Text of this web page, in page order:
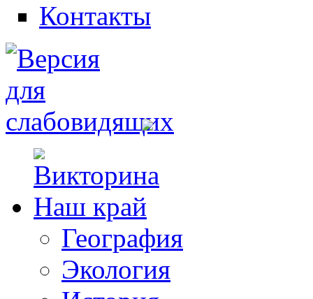
Контакты
География
Экология